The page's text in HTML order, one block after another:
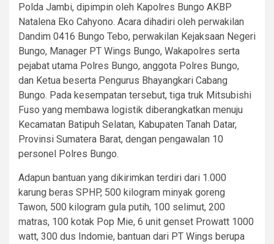
Polda Jambi, dipimpin oleh Kapolres Bungo AKBP
Natalena Eko Cahyono. Acara dihadiri oleh perwakilan
Dandim 0416 Bungo Tebo, perwakilan Kejaksaan Negeri
Bungo, Manager PT Wings Bungo, Wakapolres serta
pejabat utama Polres Bungo, anggota Polres Bungo,
dan Ketua beserta Pengurus Bhayangkari Cabang
Bungo. Pada kesempatan tersebut, tiga truk Mitsubishi
Fuso yang membawa logistik diberangkatkan menuju
Kecamatan Batipuh Selatan, Kabupaten Tanah Datar,
Provinsi Sumatera Barat, dengan pengawalan 10
personel Polres Bungo.
Adapun bantuan yang dikirimkan terdiri dari 1.000
karung beras SPHP, 500 kilogram minyak goreng
Tawon, 500 kilogram gula putih, 100 selimut, 200
matras, 100 kotak Pop Mie, 6 unit genset Prowatt 1000
watt, 300 dus Indomie, bantuan dari PT Wings berupa